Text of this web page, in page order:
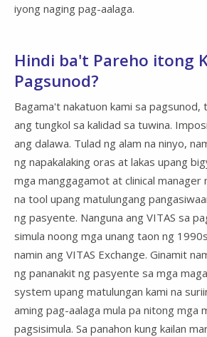
iyong naging pag-aalaga.
Hindi ba't Pareho itong
Pagsunod?
Bagama't nakatuon kami sa pagsunod,
ang tungkol sa kalidad sa tuwina.
ang dalawa. Tulad ng alam na ninyo,
ng napakalaking oras at lakas upang
mga manggagamot at clinical manager
na tool upang matulungang
ng pasyente. Nanguna ang VITAS sa
simula noong mga unang taon ng
namin ang VITAS Exchange. Ginamit
ng pananakit ng pasyente sa mga
system upang matulungan kami na
aming pag-aalaga mula pa nitong mga
pagsisimula. Sa panahon kung kailan